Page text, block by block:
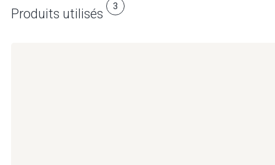
Produits utilisés 3